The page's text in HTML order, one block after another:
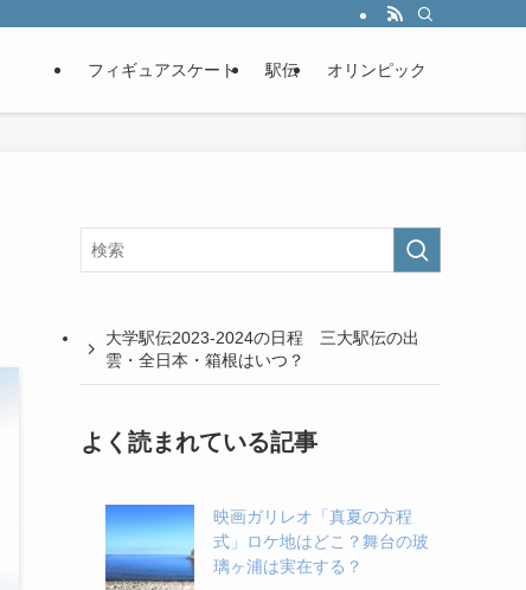
フィギュアスケート 駅伝 オリンピック
大学駅伝2023-2024の日程 三大駅伝の出
雲・全日本・箱根はいつ？
よく読まれている記事
映画ガリレオ「真夏の方程
式」ロケ地はどこ？舞台の玻
璃ヶ浦は実在する？